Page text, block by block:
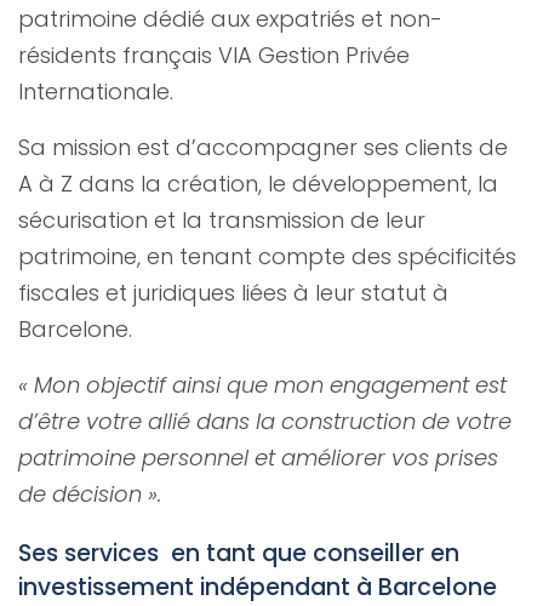
patrimoine dédié aux expatriés et non-
résidents français VIA Gestion Privée
Internationale.
Sa mission est d’accompagner ses clients de
A à Z dans la création, le développement, la
sécurisation et la transmission de leur
patrimoine, en tenant compte des spécificités
fiscales et juridiques liées à leur statut à
Barcelone.
« Mon objectif ainsi que mon engagement est
d’être votre allié dans la construction de votre
patrimoine personnel et améliorer vos prises
de décision ».
Ses services en tant que conseiller en
investissement indépendant à Barcelone